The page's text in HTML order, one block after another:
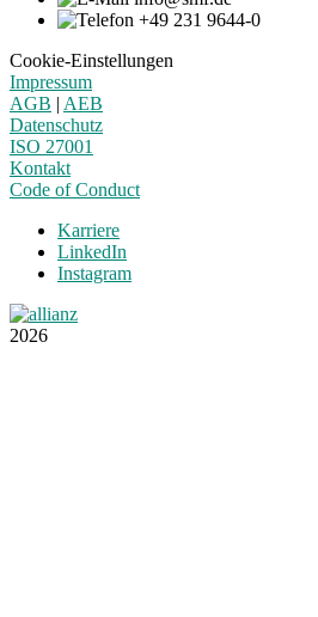
+49 231 9644-0
Cookie-Einstellungen
Impressum
AGB | AEB
Datenschutz
ISO 27001
Kontakt
Code of Conduct
Karriere
LinkedIn
Instagram
2026